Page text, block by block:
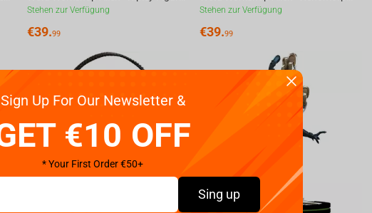
Stehen zur Verfügung
€39.99
Stehen zur Verfügung
€39.99
Sign Up For Our Newsletter &
€10 OFF
* Your First Order €50+
Sing up